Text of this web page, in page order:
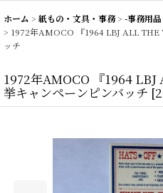
ホーム > 紙もの・文具・事務> -事務用
> 1972年AMOCO 『1964 LBJ ALL THE
ッチ
1972年AMOCO 『1964
挙キャンペーンピンバッチ [